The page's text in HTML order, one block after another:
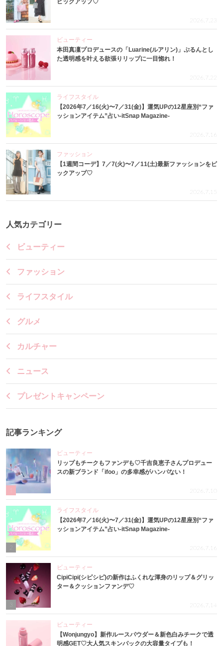
ピックアップ♡
2026.7.23
ビューティー
本田真凜プロデュースの「Luarine(ルアリン)」ぷるんとし
た透明感を叶える欲張りリップに一目惚れ！
2026.7.22
ライフスタイル
【2026年7／16(火)〜7／31(金)】運気UPの12星座別“ファ
ッションアイテム”占い-itSnap Magazine-
2026.7.16
ファッション
【1週間コーデ】7／7(火)〜7／11(土)最新ファッションをピ
ックアップ♡
2026.7.15
人気カテゴリー
ビューティー
ファッション
ライフスタイル
グルメ
カルチャー
ニュース
プレゼントキャンペーン
記事ランキング
ビューティー
リップもチークもファンデも♡千吉良恵子さんプロデュー
スの新ブランド「ifoo」の多幸感がハンパない！
2026.7.10
ライフスタイル
【2026年7／16(火)〜7／31(金)】運気UPの12星座別“ファ
ッションアイテム”占い-itSnap Magazine-
2026.7.16
3
ビューティー
CipiCipi(シピシピ)の新作はふくれな渾身のリップ＆グリッ
ター＆クッションファンデ♡
2026.7.14
ビューティー
【Wonjungyo】新作ルースパウダー＆新色白みチークで透
明感GET♡大人気スキンパックの大容量タイプも！